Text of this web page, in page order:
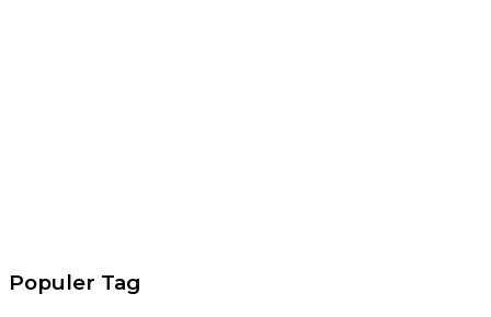
Populer Tag